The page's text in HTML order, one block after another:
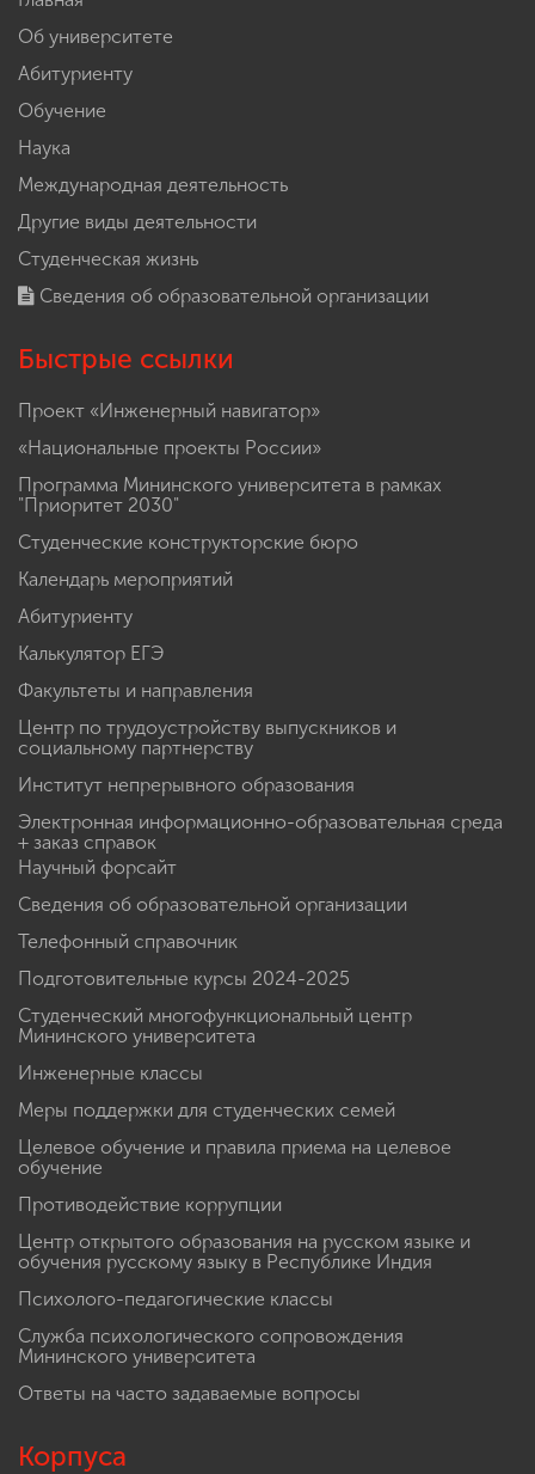
Об университете
Абитуриенту
Обучение
Наука
Международная деятельность
Другие виды деятельности
Студенческая жизнь
Сведения об образовательной организации
Быстрые ссылки
Проект «Инженерный навигатор»
«Национальные проекты России»
Программа Мининского университета в рамках
"Приоритет 2030"
Студенческие конструкторские бюро
Календарь мероприятий
Абитуриенту
Калькулятор ЕГЭ
Факультеты и направления
Центр по трудоустройству выпускников и
социальному партнерству
Институт непрерывного образования
Электронная информационно-образовательная среда
+ заказ справок
Научный форсайт
Сведения об образовательной организации
Телефонный справочник
Подготовительные курсы 2024-2025
Студенческий многофункциональный центр
Мининского университета
Инженерные классы
Меры поддержки для студенческих семей
Целевое обучение и правила приема на целевое
обучение
Противодействие коррупции
Центр открытого образования на русском языке и
обучения русскому языку в Республике Индия
Психолого-педагогические классы
Служба психологического сопровождения
Мининского университета
Ответы на часто задаваемые вопросы
Корпуса